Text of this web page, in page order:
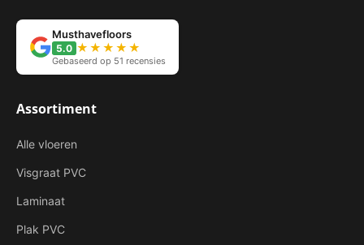
Musthavefloors
5.0 ★★★★★
Gebaseerd op 51 recensies
Assortiment
Alle vloeren
Visgraat PVC
Laminaat
Plak PVC